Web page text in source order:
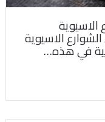
الاسيوية
في هذه…